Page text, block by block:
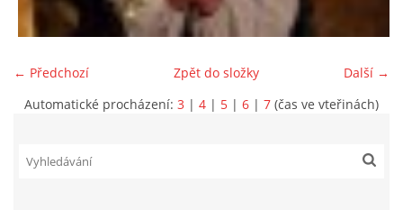
Nahoru ↑
← Předchozí Další →
Zpět do složky
Automatické procházení: 3 | 4 | 5 | 6 | 7 (čas ve vteřinách)